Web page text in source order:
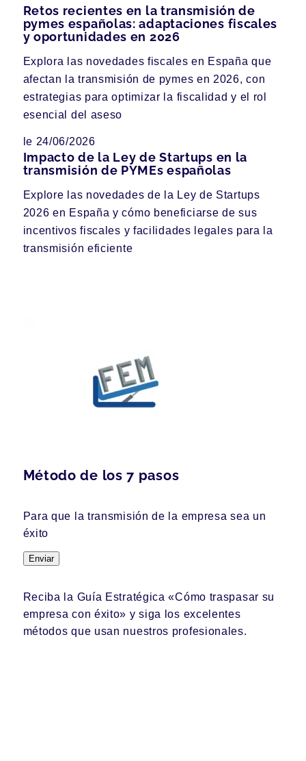
Retos recientes en la transmisión de
pymes españolas: adaptaciones fiscales
y oportunidades en 2026
Explora las novedades fiscales en España que
afectan la transmisión de pymes en 2026, con
estrategias para optimizar la fiscalidad y el rol
esencial del aseso
le 24/06/2026
Impacto de la Ley de Startups en la
transmisión de PYMEs españolas
Explore las novedades de la Ley de Startups
2026 en España y cómo beneficiarse de sus
incentivos fiscales y facilidades legales para la
transmisión eficiente
Método de los 7 pasos
Para que la transmisión de la empresa sea un
éxito
Enviar
Reciba la Guía Estratégica «Cómo traspasar su
empresa con éxito» y siga los excelentes
métodos que usan nuestros profesionales.